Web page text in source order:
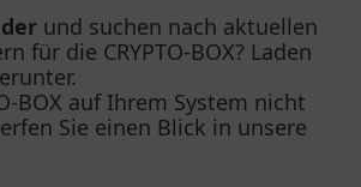
und suchen nach aktuellen
für die CRYPTO-BOX? Laden
BOX auf Ihrem System nicht
Sie einen Blick in unsere